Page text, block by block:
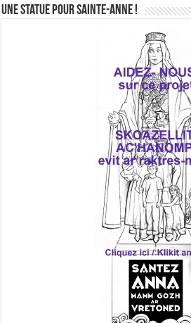
Une statue pour Sainte-Anne !